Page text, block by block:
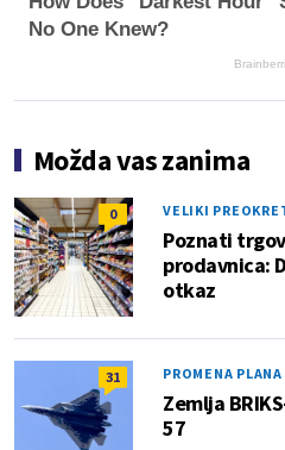
No One Knew?
Možda vas zanima
0 VELIKI
Poznati
prodavnica:
otkaz
31 PROMENA PLANA
Zemlja
57